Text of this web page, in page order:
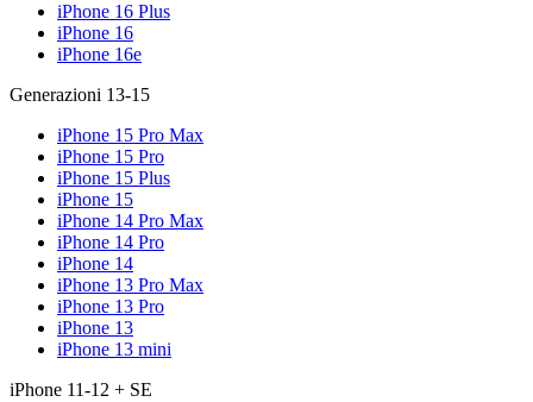
iPhone 16 Plus
iPhone 16
iPhone 16e
Generazioni 13-15
iPhone 15 Pro Max
iPhone 15 Pro
iPhone 15 Plus
iPhone 15
iPhone 14 Pro Max
iPhone 14 Pro
iPhone 14
iPhone 13 Pro Max
iPhone 13 Pro
iPhone 13
iPhone 13 mini
iPhone 11-12 + SE